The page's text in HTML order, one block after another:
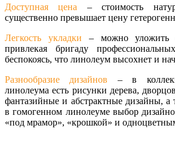
Доступная цена – стоимость
существенно превышает цену
Легкость укладки – можно уложить
привлекая бригаду
беспокоясь, что линолеум высохнет и
Разнообразие дизайнов – в
линолеума есть рисунки дерева,
фантазийные и абстрактные дизайны, а
в гомогенном линолеуме выбор
«под мрамор», «крошкой» и